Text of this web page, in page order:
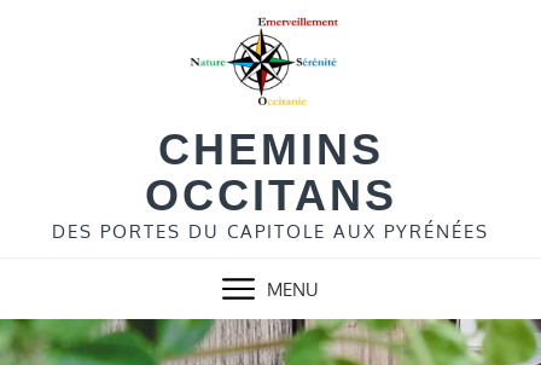
CHEMINS
OCCITANS
DES PORTES DU CAPITOLE AUX PYRÉNÉES
MENU